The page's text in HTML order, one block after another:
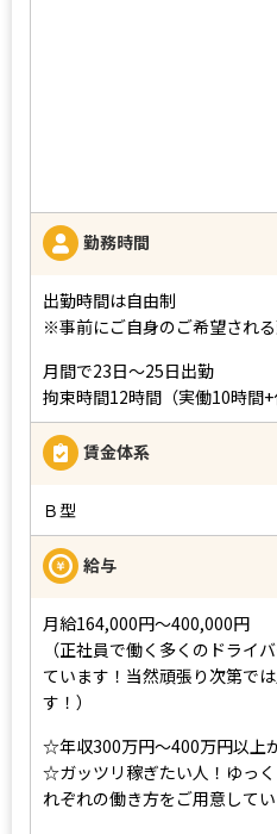
勤務時間
出勤時間は自由制
※事前にご自身のご希望され
月間で23日～25日出勤
拘束時間12時間（実働10時間+
賃金体系
Ｂ型
給与
月給164,000円～400,000円
（正社員で働く多くのドライ
ています！当然頑張り次第で
す！）
☆年収300万円～400万円以上
☆ガッツリ稼ぎたい人！ゆっ
れぞれの働き方をご用意して